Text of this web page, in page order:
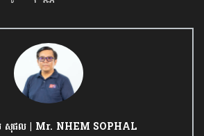
សុផល | Mr. NHEM SOPHAL